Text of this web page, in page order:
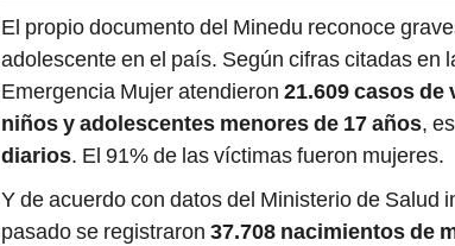
El propio documento del Minedu reconoce
adolescente en el país. Según cifras citadas en
Emergencia Mujer atendieron 21.609 casos
niños y adolescentes menores de 17 años,
diarios. El 91% de las víctimas fueron mujeres.
Y de acuerdo con datos del Ministerio de Salud
pasado se registraron 37.708 nacimientos de